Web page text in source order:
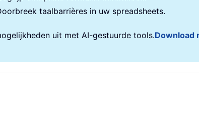
taalbarrières in uw spreadsheets.
uit met AI-gestuurde tools.Download